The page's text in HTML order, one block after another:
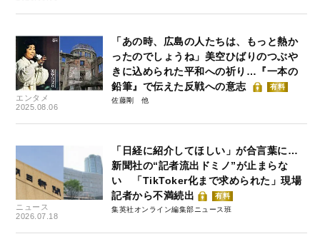
エンタメ
2025.08.06
「あの時、広島の人たちは、もっと熱か
ったのでしょうね」美空ひばりのつぶや
きに込められた平和への祈り…『一本の
鉛筆』で伝えた反戦への意志
有料
佐藤剛
ニュース
2026.07.18
「日経に紹介してほしい」が合言葉に…
新聞社の“記者流出ドミノ”が止まらな
い 「TikToker化まで求められた」現場
記者から不満続出
有料
集英社オンライン編集部ニュース班